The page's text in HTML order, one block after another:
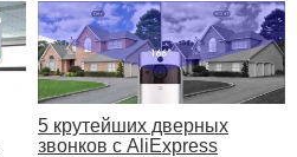
5 крутейших дверных
звонков с AliExpress